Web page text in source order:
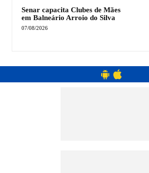
Senar capacita Clubes de Mães
em Balneário Arroio do Silva
07/08/2026